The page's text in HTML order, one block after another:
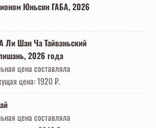
Юньсян ГАБА, 2026
Ли Шан Ча Тайваньский
2026 года
цена составляла
цена: 1920 ₽.
цена составляла